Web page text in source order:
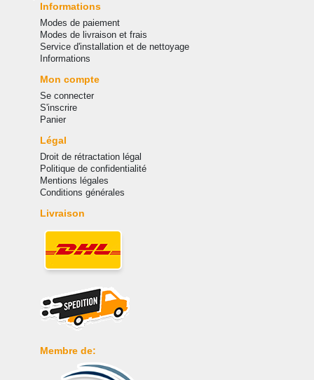
Informations
Modes de paiement
Modes de livraison et frais
Service d'installation et de nettoyage
Informations
Mon compte
Se connecter
S'inscrire
Panier
Légal
Droit de rétractation légal
Politique de confidentialité
Mentions légales
Conditions générales
Livraison
Membre de: